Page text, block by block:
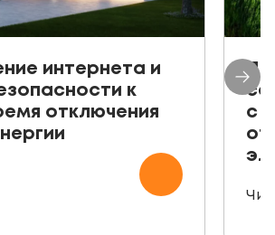
интернета и
к
отключения
с